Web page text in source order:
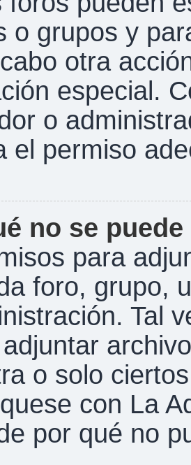
o grupos y
cabo otra
especial.
o
el permiso
no se
para
foro, grupo,
Tal
o solo
con La
por qué no